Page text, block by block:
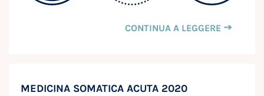
CONTINUA A LEGGERE
MEDICINA SOMATICA ACUTA 2020